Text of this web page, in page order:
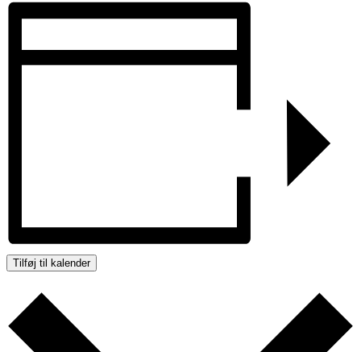
Tilføj til kalender